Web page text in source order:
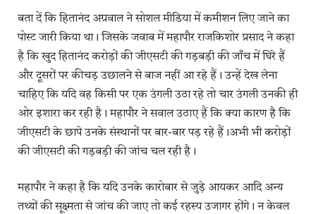
बता दें कि हितानंद अग्रवाल ने सोशल मीडिया में कमीशन लिए जाने का
पोस्ट जारी किया था। जिसके जवाब में महापौर राजकिशोर प्रसाद ने कहा
है कि खुद हितानंद करोड़ों की जीएसटी की गड़बड़ी की जाँच में घिरे हैं
और दूसरों पर कीचड़ उछालने से बाज नहीं आ रहे हैं। उन्हें देख लेना
चाहिए कि यदि वह किसी पर एक उंगली उठा रहे तो चार उंगली उनकी ही
ओर इशारा कर रही है। महापौर ने सवाल उठाए हैं कि क्या कारण है कि
जीएसटी के छापे उनके संस्थानों पर बार-बार पड़ रहे हैं।अभी भी करोड़ों
की जीएसटी की गड़बड़ी की जांच चल रही है।
महापौर ने कहा है कि यदि उनके कारोबार से जुड़े आयकर आदि अन्य
तथ्यों की सूक्ष्मता से जांच की जाए तो कई रहस्य उजागर होंगे। न केवल